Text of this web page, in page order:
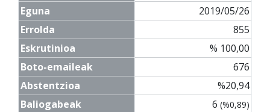
Eguna
2019/05/26
Errolda
855
Eskrutinioa
% 100,00
Boto-emaileak
676
Abstentzioa
%20,94
Baliogabeak
6 (%0,89)